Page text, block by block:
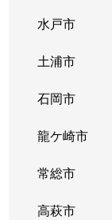
水戸市
土浦市
石岡市
龍ケ崎市
常総市
高萩市